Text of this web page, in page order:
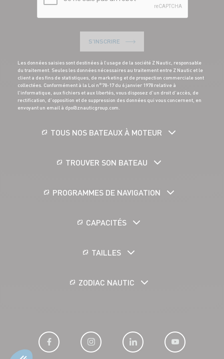
S'INSCRIRE
Les données saisies sont destinées à l’usage de la société Z Nautic, responsable
du traitement. Seules les données nécessaires au traitement entre Z Nautic et le
client a des fins de statistiques, de marketing et de prospection commerciale sont
collectées. Conformément à la Loi n°78-17 du 6 janvier 1978 relative à
l'informatique, aux fichiers et aux libertés, vous disposez d’un droit d’accès, de
rectification, d’opposition et de suppression des données qui vous concernent, en
envoyant un email à dpo@znauticgroup.com.
TOUS NOS BATEAUX À MOTEUR
TROUVER SON BATEAU
PROGRAMMES DE NAVIGATION
CAPACITÉS
TAILLES
ZODIAC NAUTIC